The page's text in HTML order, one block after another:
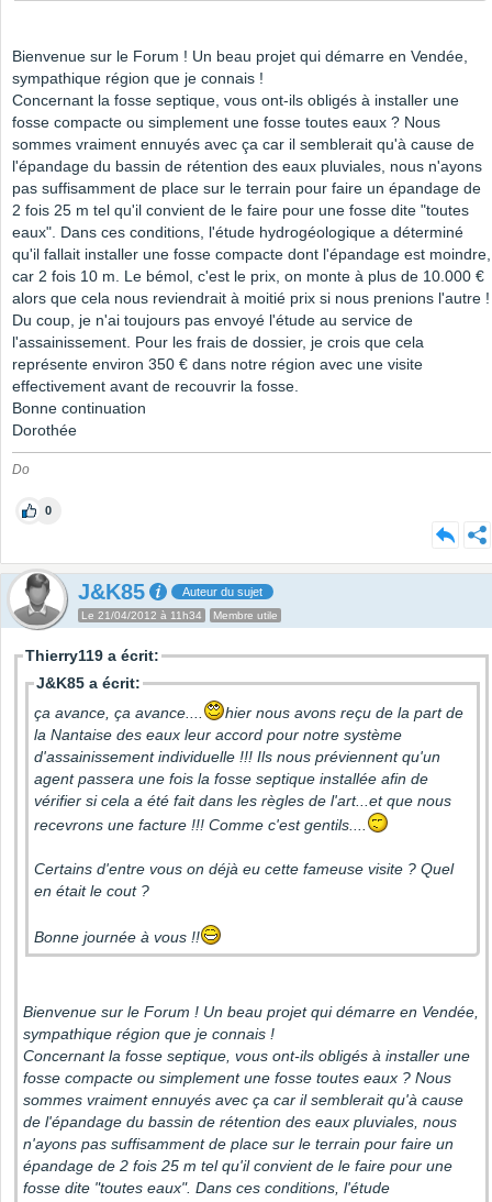
Bienvenue sur le Forum ! Un beau projet qui démarre en Vendée,
sympathique région que je connais !
Concernant la fosse septique, vous ont-ils obligés à installer une
fosse compacte ou simplement une fosse toutes eaux ? Nous
sommes vraiment ennuyés avec ça car il semblerait qu'à cause de
l'épandage du bassin de rétention des eaux pluviales, nous n'ayons
pas suffisamment de place sur le terrain pour faire un épandage de
2 fois 25 m tel qu'il convient de le faire pour une fosse dite "toutes
eaux". Dans ces conditions, l'étude hydrogéologique a déterminé
qu'il fallait installer une fosse compacte dont l'épandage est moindre,
car 2 fois 10 m. Le bémol, c'est le prix, on monte à plus de 10.000 €
alors que cela nous reviendrait à moitié prix si nous prenions l'autre !
Du coup, je n'ai toujours pas envoyé l'étude au service de
l'assainissement. Pour les frais de dossier, je crois que cela
représente environ 350 € dans notre région avec une visite
effectivement avant de recouvrir la fosse.
Bonne continuation
Dorothée
Do
0
J&K85 Auteur du sujet
Le 21/04/2012 à 11h34 Membre utile
Thierry119 a écrit:
J&K85 a écrit:
ça avance, ça avance....
hier nous avons reçu de la part de
la Nantaise des eaux leur accord pour notre système
d'assainissement individuelle !!! Ils nous préviennent qu'un
agent passera une fois la fosse septique installée afin de
vérifier si cela a été fait dans les règles de l'art...et que nous
recevrons une facture !!! Comme c'est gentils....
Certains d'entre vous on déjà eu cette fameuse visite ? Quel
en était le cout ?
Bonne journée à vous !!
Bienvenue sur le Forum ! Un beau projet qui démarre en Vendée,
sympathique région que je connais !
Concernant la fosse septique, vous ont-ils obligés à installer une
fosse compacte ou simplement une fosse toutes eaux ? Nous
sommes vraiment ennuyés avec ça car il semblerait qu'à cause
de l'épandage du bassin de rétention des eaux pluviales, nous
n'ayons pas suffisamment de place sur le terrain pour faire un
épandage de 2 fois 25 m tel qu'il convient de le faire pour une
fosse dite "toutes eaux". Dans ces conditions, l'étude